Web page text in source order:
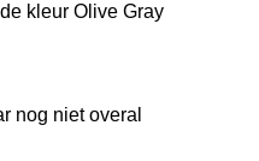
kleur Olive Gray
nog niet overal